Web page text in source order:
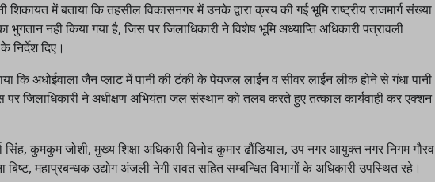
में बताया कि तहसील विकासनगर में उनके द्वारा क्रय की गई भूमि राष्ट्रीय राजमार्ग संख्या
नही किया गया है, जिस पर जिलाधिकारी ने विशेष भूमि अध्याप्ति अधिकारी पत्रावली
दिए।
कि अधोईवाला जैन प्लाट में पानी की टंकी के पेयजल लाईन व सीवर लाईन लीक होने से गंधा पानी
जिलाधिकारी ने अधीक्षण अभियंता जल संस्थान को तलब करते हुए तत्काल कार्यवाही कर एक्शन
कुमकुम जोशी, मुख्य शिक्षा अधिकारी विनोद कुमार ढौंडियाल, उप नगर आयुक्त नगर निगम गौरव
महाप्रबन्धक उद्योग अंजली नेगी रावत सहित सम्बन्धित विभागों के अधिकारी उपस्थित रहे।